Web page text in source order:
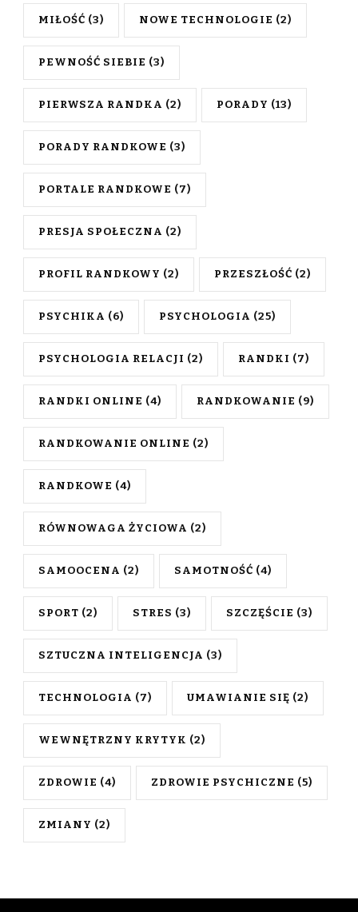
MIŁOŚĆ (3) NOWE TECHNOLOGIE (2)
PEWNOŚĆ SIEBIE (3)
PIERWSZA RANDKA (2) PORADY (13)
PORADY RANDKOWE (3)
PORTALE RANDKOWE (7)
PRESJA SPOŁECZNA (2)
PROFIL RANDKOWY (2) PRZESZŁOŚĆ (2)
PSYCHIKA (6) PSYCHOLOGIA (25)
PSYCHOLOGIA RELACJI (2) RANDKI (7)
RANDKI ONLINE (4) RANDKOWANIE (9)
RANDKOWANIE ONLINE (2)
RANDKOWE (4)
RÓWNOWAGA ŻYCIOWA (2)
SAMOOCENA (2) SAMOTNOŚĆ (4)
SPORT (2) STRES (3) SZCZĘŚCIE (3)
SZTUCZNA INTELIGENCJA (3)
TECHNOLOGIA (7) UMAWIANIE SIĘ (2)
WEWNĘTRZNY KRYTYK (2)
ZDROWIE (4) ZDROWIE PSYCHICZNE (5)
ZMIANY (2)